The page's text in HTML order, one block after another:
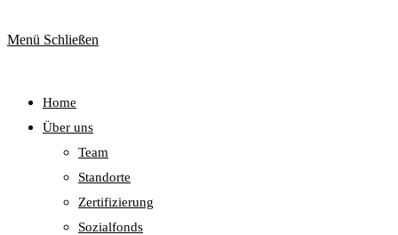
Menü Schließen
Home
Über uns
Team
Standorte
Zertifizierung
Sozialfonds